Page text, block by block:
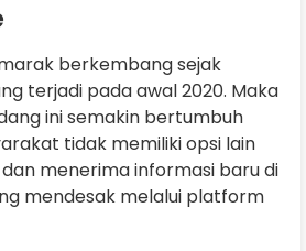
berkembang sejak
terjadi pada awal 2020. Maka
ini semakin bertumbuh
tidak memiliki opsi lain
menerima informasi baru di
mendesak melalui platform